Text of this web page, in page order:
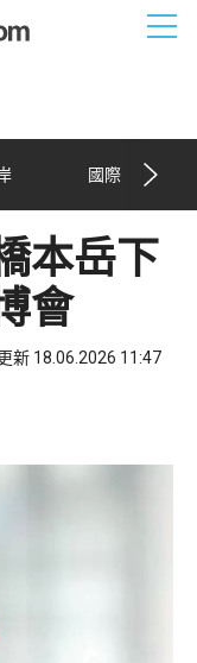
國際
本岳下
會
新 18.06.2026 11:47